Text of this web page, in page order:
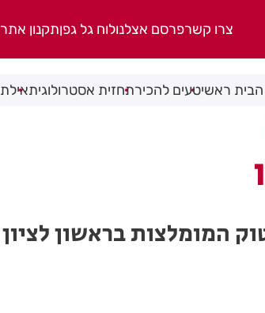
צרו קשרפרסם אצלנולוח גל גפןתקנון אתר
ראשיטעים להכירתחזית אסטרולוגיתאילת
המומלצות בראשון לציון